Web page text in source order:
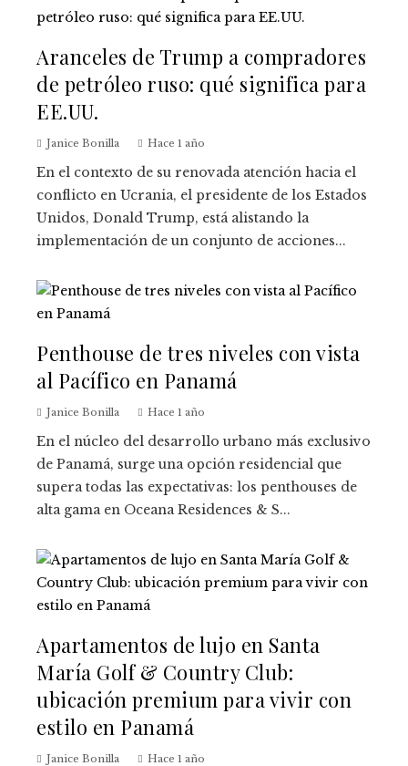
Aranceles de Trump a compradores
de petróleo ruso: qué significa para
EE.UU.
Janice Bonilla Hace 1 año
En el contexto de su renovada atención hacia el
conflicto en Ucrania, el presidente de los Estados
Unidos, Donald Trump, está alistando la
implementación de un conjunto de acciones...
Penthouse de tres niveles con vista
al Pacífico en Panamá
Janice Bonilla Hace 1 año
En el núcleo del desarrollo urbano más exclusivo
de Panamá, surge una opción residencial que
supera todas las expectativas: los penthouses de
alta gama en Oceana Residences & S...
Apartamentos de lujo en Santa
María Golf & Country Club:
ubicación premium para vivir con
estilo en Panamá
Janice Bonilla Hace 1 año